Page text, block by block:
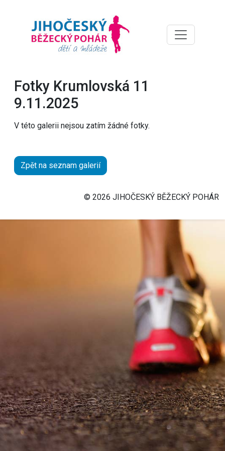
Fotky Krumlovská 11
9.11.2025
V této galerii nejsou zatím žádné fotky.
Zpět na seznam galerií
© 2026 JIHOČESKÝ BĚŽECKÝ POHÁR